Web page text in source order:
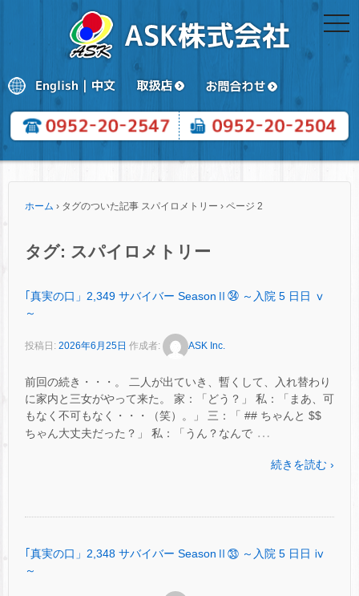
ホーム › タグのついた記事 スパイロメトリー › ページ 2
タグ: スパイロメトリー
｢真実の口」2,349 サバイバー SeasonⅡ㉞ ～入院 5 日日 ⅴ
～
投稿日: 2026年6月25日 作成者: ASK Inc.
前回の続き・・・。 二人が出ていき、暫くして、入れ替わり
に家内と三女がやって来た。 家：「どう？」 私：「まあ、可
もなく不可もなく・・・（笑）。」 三：「 ## ちゃんと $$
ちゃん大丈夫だった？」 私：「うん？なんで …
続きを読む ›
｢真実の口」2,348 サバイバー SeasonⅡ㉝ ～入院 5 日日 ⅳ
～